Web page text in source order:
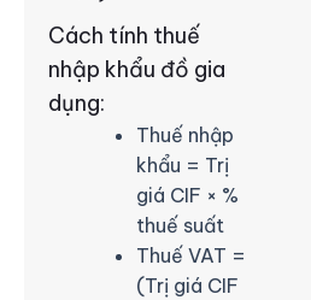
Cách tính thuế
nhập khẩu đồ gia
dụng:
Thuế nhập
khẩu = Trị
giá CIF × %
thuế suất
Thuế VAT =
(Trị giá CIF